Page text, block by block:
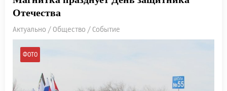
Отечества
Актуально / Общество / Событие
ФОТО